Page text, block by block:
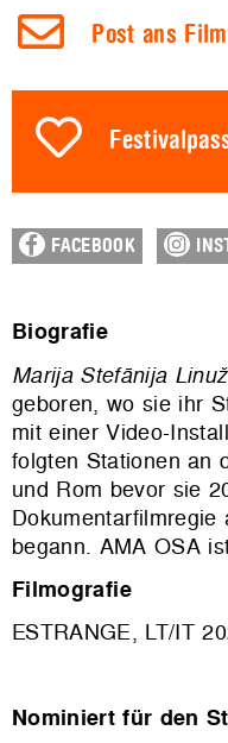
Post ans
FACEBOOK
Biografie
Marija Stefānija
geboren, wo sie ihr
mit einer Video-
folgten Stationen an
und Rom bevor sie
begann. AMA OSA
Filmografie
ESTRANGE, LT/IT
Nominiert für den